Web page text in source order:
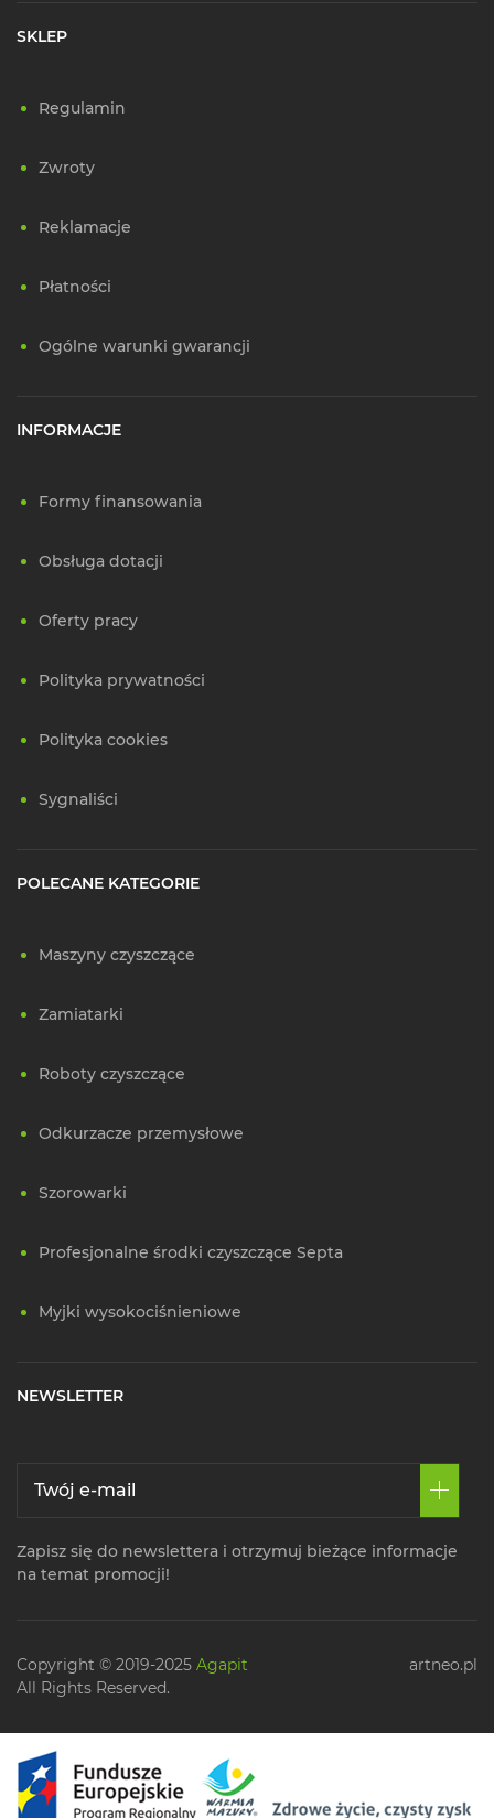
SKLEP
Regulamin
Zwroty
Reklamacje
Płatności
Ogólne warunki gwarancji
INFORMACJE
Formy finansowania
Obsługa dotacji
Oferty pracy
Polityka prywatności
Polityka cookies
Sygnaliści
POLECANE KATEGORIE
Maszyny czyszczące
Zamiatarki
Roboty czyszczące
Odkurzacze przemysłowe
Szorowarki
Profesjonalne środki czyszczące Septa
Myjki wysokociśnieniowe
NEWSLETTER
Zapisz się do newslettera i otrzymuj bieżące informacje
na temat promocji!
Copyright © 2019-2025 Agapit
All Rights Reserved.
artneo.pl